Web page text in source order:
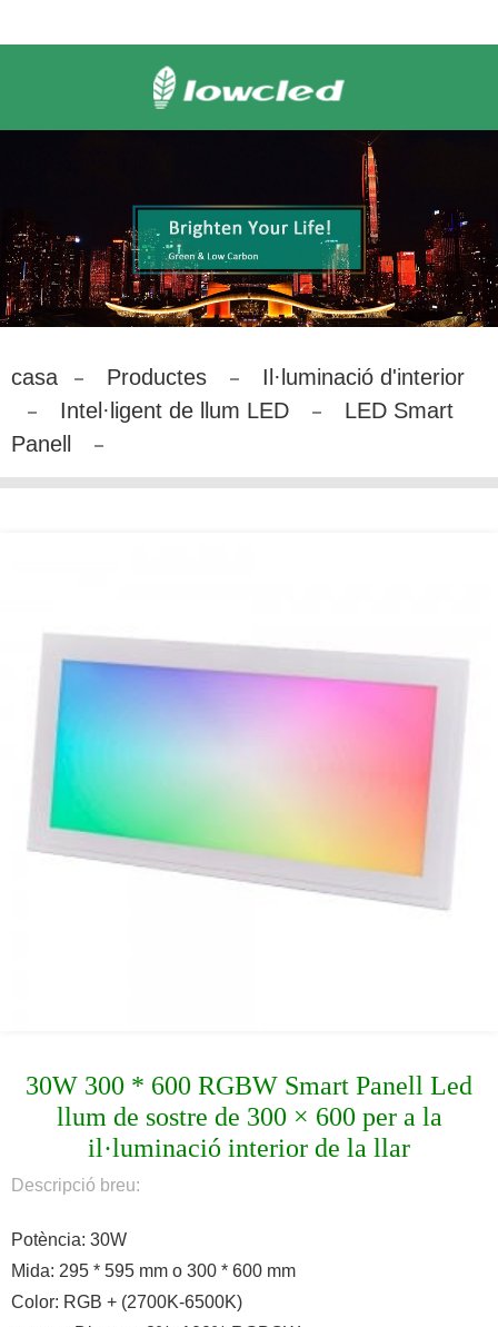
casa Productes
Il·luminació d'interior
Intel·ligent de llum LED
LED Smart
Panell
30W 300 * 600 RGBW Smart Panell Led
llum de sostre de 300 × 600 per a la
il·luminació interior de la llar
Descripció breu:
Potència: 30W
Mida: 295 * 595 mm o 300 * 600 mm
Color: RGB + (2700K-6500K)